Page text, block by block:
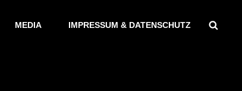
MEDIA IMPRESSUM & DATENSCHUTZ